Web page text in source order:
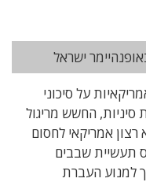
ישראל
על סיכוני
סיניות, החשש מריגול
רצון אמריקאי לחסום
תעשיית שבבים
למנוע העברת